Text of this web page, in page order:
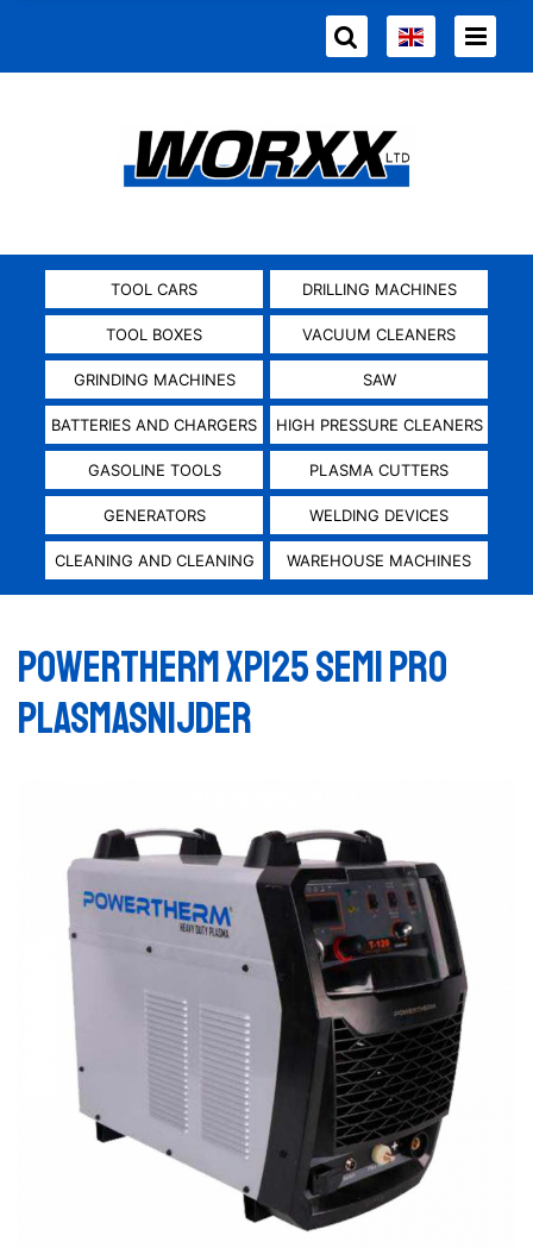
TOOL CARS DRILLING MACHINES
TOOL BOXES VACUUM CLEANERS
GRINDING MACHINES SAW
BATTERIES AND CHARGERS HIGH PRESSURE CLEANERS
GASOLINE TOOLS PLASMA CUTTERS
GENERATORS WELDING DEVICES
CLEANING AND CLEANING WAREHOUSE MACHINES
POWERTHERM XP125 SEMI PRO
PLASMASNIJDER